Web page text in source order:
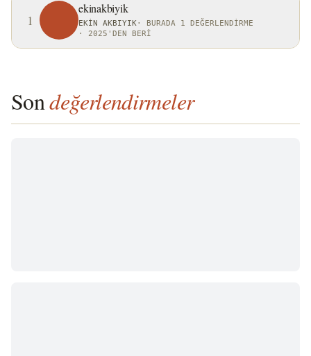
1
ekinakbiyik
EKIN AKBIYIK · BURADA 1 DEĞERLENDIRME
· 2025'DEN BERI
Sondeğerlendirmeler